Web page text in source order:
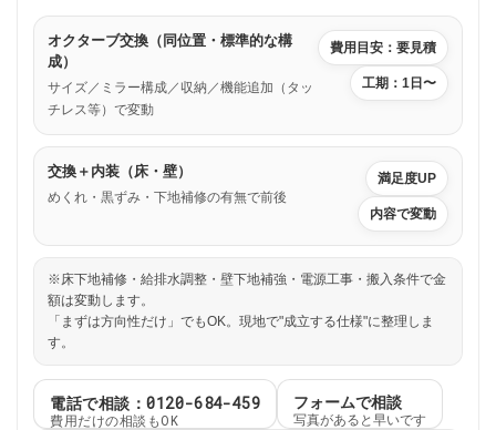
オクターブ交換（同位置・標準的な構
成）
サイズ／ミラー構成／収納／機能追加（タッ
チレス等）で変動
費用目安：要見積
工期：1日〜
交換＋内装（床・壁）
めくれ・黒ずみ・下地補修の有無で前後
満足度UP
内容で変動
※床下地補修・給排水調整・壁下地補強・電源工事・搬入条件で金
額は変動します。
「まずは方向性だけ」でもOK。現地で"成立する仕様"に整理しま
す。
電話で相談：0120-684-459
費用だけの相談もOK
フォームで相談
写真があると早いです